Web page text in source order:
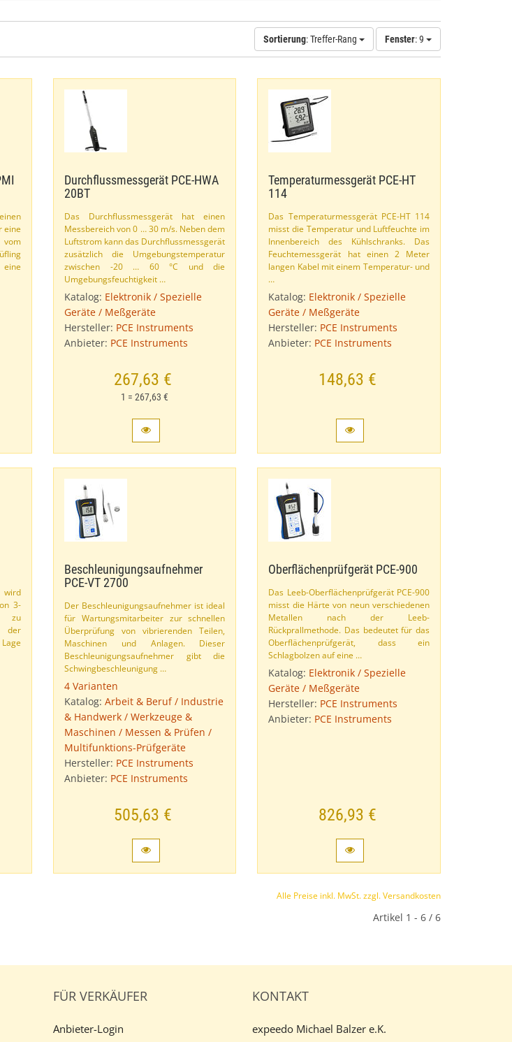
Sortierung: Treffer-Rang Fenster: 9
eine
Durchflussmessgerät PCE-​HWA
20BT
Das Durchflussmessgerät hat einen
Messbereich von 0 … 30 m/​s. Neben dem
Luftstrom kann das Durchflussmessgerät
zusätzlich die Umgebungstemperatur
zwischen -20 … 60 °C und die
Umgebungsfeuchtigkeit …
Katalog: Elektronik / Spezielle
Geräte / Meßgeräte
Hersteller: PCE Instruments
Anbieter: PCE Instruments
267,63 €
1 = 267,63 €
Temperaturmessgerät PCE-​HT
114
Das Temperaturmessgerät PCE-​HT 114
misst die Temperatur und Luftfeuchte im
Innenbereich des Kühlschranks. Das
Feuchtemessgerät hat einen 2 Meter
langen Kabel mit einem Temperatur- und
…
Katalog: Elektronik / Spezielle
Geräte / Meßgeräte
Hersteller: PCE Instruments
Anbieter: PCE Instruments
148,63 €
3-​
zu
der
Beschleunigungsaufnehmer
PCE-​VT 2700
Der Beschleunigungsaufnehmer ist ideal
für Wartungsmitarbeiter zur schnellen
Überprüfung von vibrierenden Teilen,
Maschinen und Anlagen. Dieser
Beschleunigungsaufnehmer gibt die
Schwingbeschleunigung …
4 Varianten
Katalog: Arbeit & Beruf / Industrie
& Handwerk / Werkzeuge &
Maschinen / Messen & Prüfen /
Multifunktions-Prüfgeräte
Hersteller: PCE Instruments
Anbieter: PCE Instruments
505,63 €
Oberflächenprüfgerät PCE-​900
Das Leeb-​Oberflächenprüfgerät PCE-​900
misst die Härte von neun verschiedenen
Metallen nach der Leeb-​
Rückprallmethode. Das bedeutet für das
Oberflächenprüfgerät, dass ein
Schlagbolzen auf eine …
Katalog: Elektronik / Spezielle
Geräte / Meßgeräte
Hersteller: PCE Instruments
Anbieter: PCE Instruments
826,93 €
Alle Preise inkl. MwSt. zzgl. Versandkosten
Artikel 1 - 6 / 6
FÜR VERKÄUFER
Anbieter-Login
KONTAKT
expeedo Michael Balzer e.K.